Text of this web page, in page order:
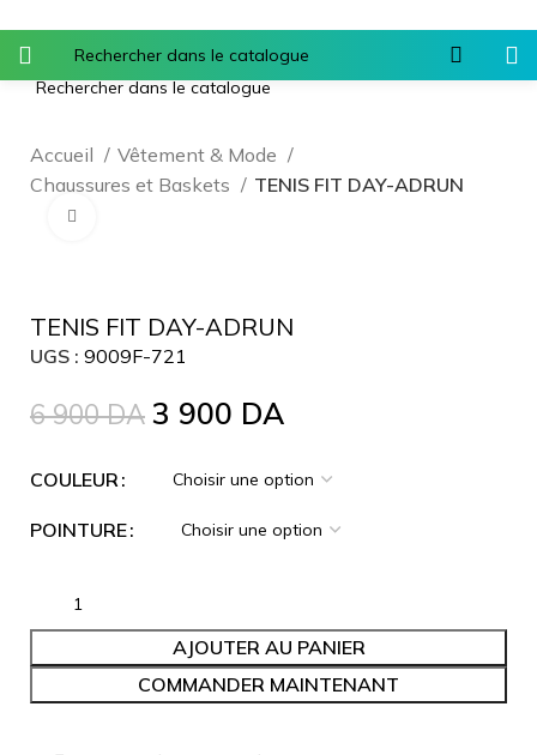
Accueil
Vêtement & Mode
Chaussures et Baskets
TENIS FIT DAY-ADRUN
TENIS FIT DAY-ADRUN
UGS : 9009F-721
6 900DA 3 900 DA
COULEUR
POINTURE
AJOUTER AU PANIER
COMMANDER MAINTENANT